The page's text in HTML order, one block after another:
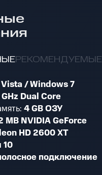
РЕКОМЕНДУЕМЫЕ
/ Windows 7
Dual Core
4 GB ОЗУ
MB NVIDIA GeForce
HD 2600 XT
10
подключение